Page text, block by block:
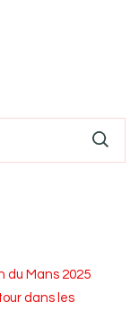
du Mans 2025
dans les